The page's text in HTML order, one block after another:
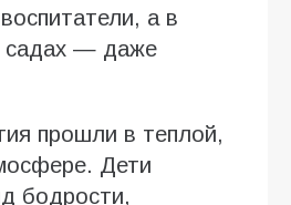
а в
садах — даже
прошли в теплой,
Дети
бодрости,